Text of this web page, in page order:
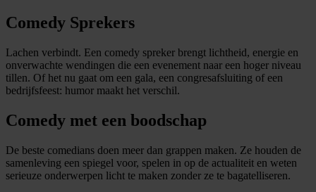
Comedy Sprekers
Lachen verbindt. Een comedy spreker brengt lichtheid, energie en
onverwachte wendingen die een evenement naar een hoger niveau
tillen. Of het nu gaat om een gala, een congresafsluiting of een
bedrijfsfeest: humor maakt het verschil.
Comedy met een boodschap
De beste comedians doen meer dan grappen maken. Ze houden de
samenleving een spiegel voor, spelen in op de actualiteit en weten
serieuze onderwerpen licht te maken zonder ze te bagatelliseren.